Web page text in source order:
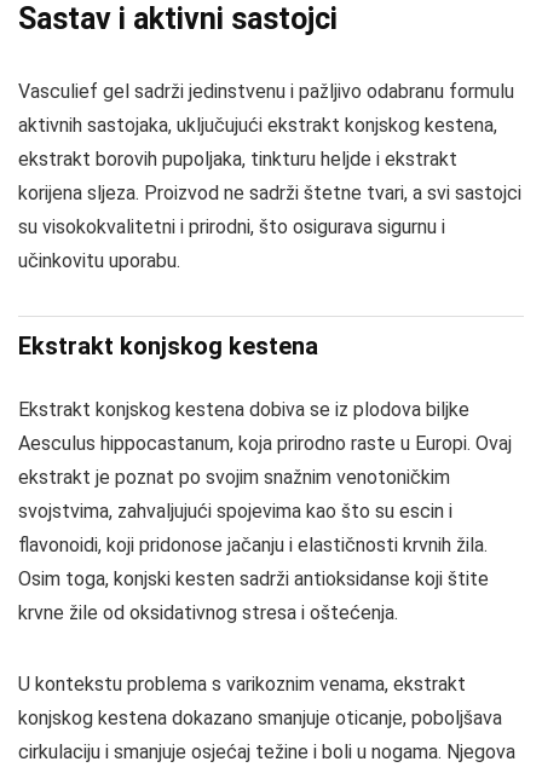
Sastav i aktivni sastojci
Vasculief gel sadrži jedinstvenu i pažljivo odabranu formulu
aktivnih sastojaka, uključujući ekstrakt konjskog kestena,
ekstrakt borovih pupoljaka, tinkturu heljde i ekstrakt
korijena sljeza. Proizvod ne sadrži štetne tvari, a svi sastojci
su visokokvalitetni i prirodni, što osigurava sigurnu i
učinkovitu uporabu.
Ekstrakt konjskog kestena
Ekstrakt konjskog kestena dobiva se iz plodova biljke
Aesculus hippocastanum, koja prirodno raste u Europi. Ovaj
ekstrakt je poznat po svojim snažnim venotoničkim
svojstvima, zahvaljujući spojevima kao što su escin i
flavonoidi, koji pridonose jačanju i elastičnosti krvnih žila.
Osim toga, konjski kesten sadrži antioksidanse koji štite
krvne žile od oksidativnog stresa i oštećenja.
U kontekstu problema s varikoznim venama, ekstrakt
konjskog kestena dokazano smanjuje oticanje, poboljšava
cirkulaciju i smanjuje osjećaj težine i boli u nogama. Njegova